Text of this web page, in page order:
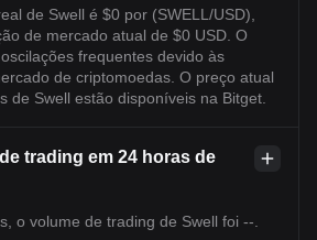
de Swell é $0 por (SWELL/USD),
de mercado atual de $0 USD. O
frequentes devido às
de criptomoedas. O preço atual
de Swell estão disponíveis na Bitget.
trading em 24 horas de
o volume de trading de Swell foi --.